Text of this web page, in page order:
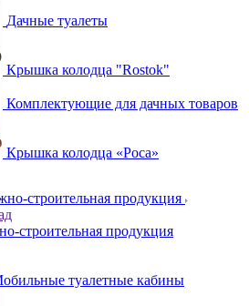
Дачные туалеты
Крышка колодца "Rostok"
Комплектующие для дачных товаров
Крышка колодца «Роса»
строительная продукция
строительная продукция
туалетные кабины